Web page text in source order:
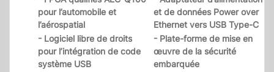
pour l’automobile et
l’aérospatial
et de données Power over
Ethernet vers USB Type-C
- Logiciel libre de droits
pour l’intégration de code
système USB
- Plate-forme de mise en
œuvre de la sécurité
embarquée